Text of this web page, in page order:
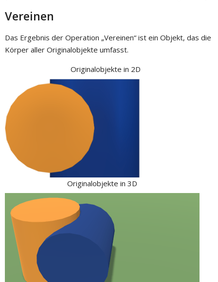
Vereinen
Das Ergebnis der Operation „Vereinen“ ist ein Objekt, das die
Körper aller Originalobjekte umfasst.
Originalobjekte in 2D
Originalobjekte in 3D